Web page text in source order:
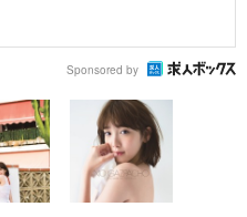
Sponsored by